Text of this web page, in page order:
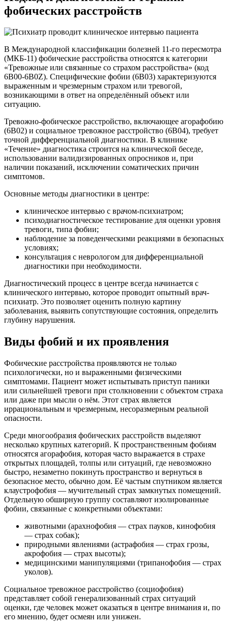
фобических расстройств
В Международной классификации болезней 11-го пересмотра
(МКБ-11) фобические расстройства относятся к категории
«Тревожные или связанные со страхом расстройства» (код
6B00-6B0Z). Специфические фобии (6B03) характеризуются
выраженным и чрезмерным страхом или тревогой,
возникающими в ответ на определённый объект или
ситуацию.
Тревожно-фобическое расстройство, включающее агорафобию
(6B02) и социальное тревожное расстройство (6B04), требует
точной дифференциальной диагностики. В клинике
«Течение» диагностика строится на клинической беседе,
использовании валидизированных опросников и, при
наличии показаний, исключении соматических причин
симптомов.
Основные методы диагностики в центре:
клиническое интервью с врачом-психиатром;
психодиагностическое тестирование для оценки уровня
тревоги, типа фобии;
наблюдение за поведенческими реакциями в безопасных
условиях;
консультация с неврологом для дифференциальной
диагностики при необходимости.
Диагностический процесс в центре всегда начинается с
клинического интервью, которое проводит опытный врач-
психиатр. Это позволяет оценить полную картину
заболевания, выявить сопутствующие состояния, определить
глубину нарушения.
Виды фобий и их проявления
Фобические расстройства проявляются не только
психологически, но и выраженными физическими
симптомами. Пациент может испытывать приступ паники
или сильнейшей тревоги при столкновении с объектом страха
или даже при мысли о нём. Этот страх является
иррациональным и чрезмерным, несоразмерным реальной
опасности.
Среди многообразия фобических расстройств выделяют
несколько крупных категорий. К пространственным фобиям
относятся агорафобия, которая часто выражается в страхе
открытых площадей, толпы или ситуаций, где невозможно
быстро, незаметно покинуть пространство и вернуться в
безопасное место, обычно дом. Её частым спутником является
клаустрофобия — мучительный страх замкнутых помещений.
Отдельную обширную группу составляют изолированные
фобии, связанные с конкретными объектами:
животными (арахнофобия — страх пауков, кинофобия
— страх собак);
природными явлениями (астрафобия — страх грозы,
акрофобия — страх высоты);
медицинскими манипуляциями (трипанофобия — страх
уколов).
Социальное тревожное расстройство (социофобия)
представляет собой генерализованный страх ситуаций
оценки, где человек может оказаться в центре внимания и, по
его мнению, будет осмеян или унижен.